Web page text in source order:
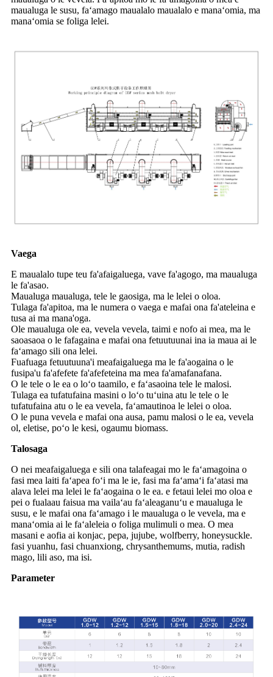
maualuga le susu, faʻamago maualalo maualalo e manaʻomia, ma
manaʻomia se foliga lelei.
Vaega
E maualalo tupe teu fa'afaigaluega, vave fa'agogo, ma maualuga
le fa'asao.
Maualuga maualuga, tele le gaosiga, ma le lelei o oloa.
Tulaga fa'apitoa, ma le numera o vaega e mafai ona fa'ateleina e
tusa ai ma mana'oga.
Ole maualuga ole ea, vevela vevela, taimi e nofo ai mea, ma le
saoasaoa o le fafagaina e mafai ona fetuutuunai ina ia maua ai le
faʻamago sili ona lelei.
Fuafuaga fetuutuuna'i meafaigaluega ma le fa'aogaina o le
fusipa'u fa'afefete fa'afefeteina ma mea fa'amafanafana.
O le tele o le ea o loʻo taamilo, e faʻasaoina tele le malosi.
Tulaga ea tufatufaina masini o loʻo tuʻuina atu le tele o le
tufatufaina atu o le ea vevela, faʻamautinoa le lelei o oloa.
O le puna vevela e mafai ona ausa, pamu malosi o le ea, vevela
ol, eletise, poʻo le kesi, ogaumu biomass.
Talosaga
O nei meafaigaluega e sili ona talafeagai mo le faʻamagoina o
fasi mea laiti faʻapea foʻi ma le ie, fasi ma faʻamaʻi faʻatasi ma
alava lelei ma lelei le faʻaogaina o le ea. e fetaui lelei mo oloa e
pei o fualaau faisua ma vailaʻau faʻaleaganuʻu e maualuga le
susu, e le mafai ona faʻamago i le maualuga o le vevela, ma e
manaʻomia ai le faʻaleleia o foliga mulimuli o mea. O mea
masani e aofia ai konjac, pepa, jujube, wolfberry, honeysuckle.
fasi yuanhu, fasi chuanxiong, chrysanthemums, mutia, radish
mago, lili aso, ma isi.
Parameter